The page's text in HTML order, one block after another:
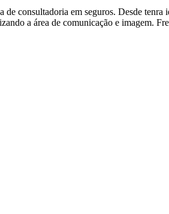
consultadoria em seguros. Desde
a área de comunicação e imagem.